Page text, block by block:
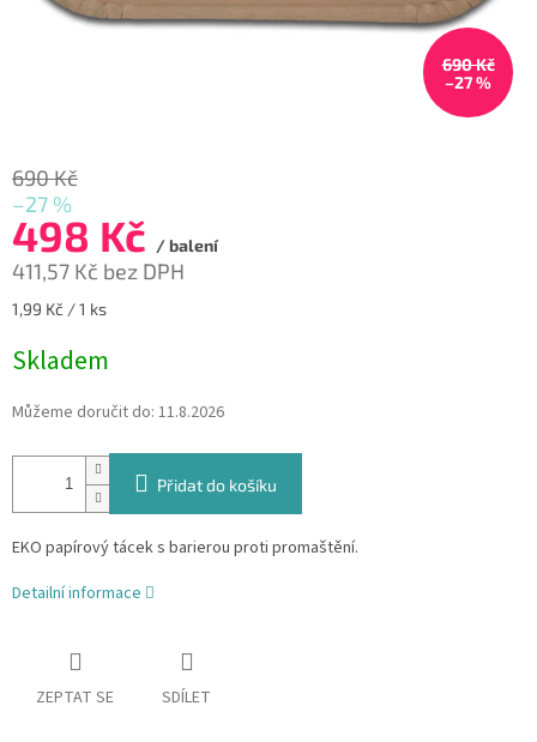
690 Kč
–27 %
690 Kč
–27 %
498 Kč / balení
411,57 Kč bez DPH
Měrná
1,99 Kč / 1 ks
Skladem
Můžeme doručit do: 11.8.2026
Přidat do košíku
EKO papírový tácek s barierou proti promaštění.
Detailní informace
ZEPTAT SE SDÍLET